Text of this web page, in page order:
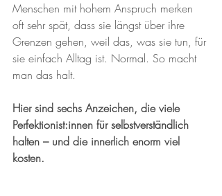
Menschen mit hohem Anspruch merken
oft sehr spät, dass sie längst über ihre
Grenzen gehen, weil das, was sie tun, für
sie einfach Alltag ist. Normal. So macht
man das halt.
Hier sind sechs Anzeichen, die viele
Perfektionist:innen für selbstverständlich
halten – und die innerlich enorm viel
kosten.